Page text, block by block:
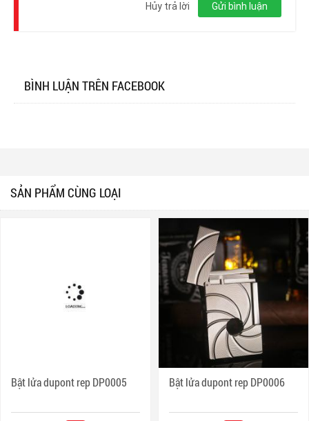
Gửi bình luận
Hủy trả lời
BÌNH LUẬN TRÊN FACEBOOK
SẢN PHẨM CÙNG LOẠI
Bật lửa dupont rep DP0005 Bật lửa dupont rep DP0006